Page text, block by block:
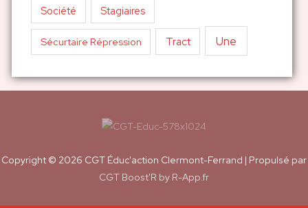
Société Stagiaires
Sécurtaire Répression Tract Une
Copyright © 2026 CGT Éduc'action Clermont-Ferrand | Propulsé par
CGT Boost'R by R-App.fr